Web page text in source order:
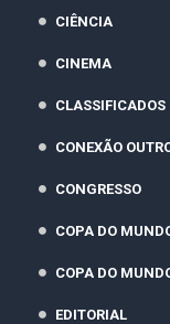
CIÊNCIA
CINEMA
CLASSIFICADOS
CONEXÃO
CONGRESSO
COPA DO
COPA DO
EDITORIAL